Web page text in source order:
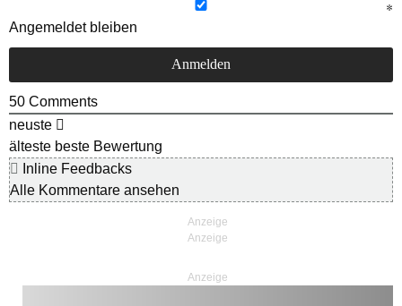
Angemeldet bleiben
50 Comments
neuste
älteste beste Bewertung
Inline Feedbacks
Alle Kommentare ansehen
Anzeige